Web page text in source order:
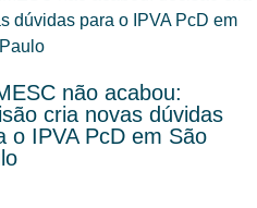
não acabou:
cria novas dúvidas
o IPVA PcD em São